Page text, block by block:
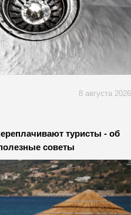
8 августа 2026
туристы - об
советы